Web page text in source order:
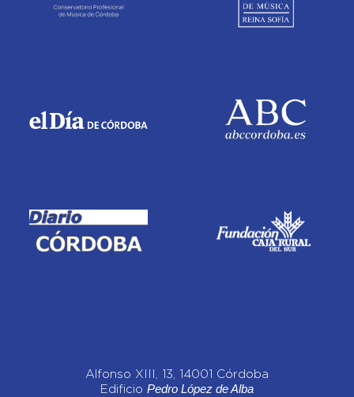
Alfonso XIII, 13, 14001 Córdoba
Edificio Pedro López de Alba